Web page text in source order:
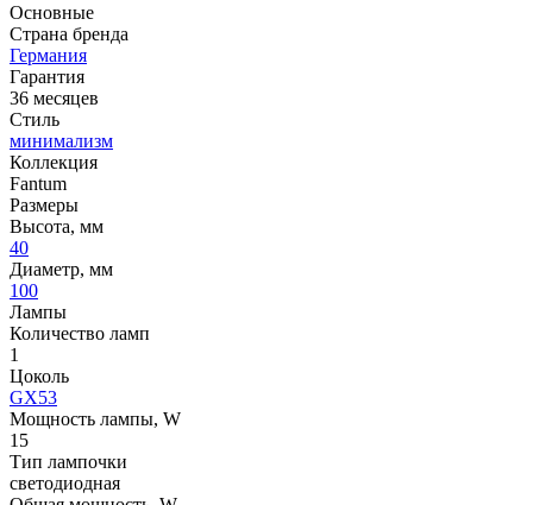
Основные
Страна бренда
Германия
Гарантия
36 месяцев
Стиль
минимализм
Коллекция
Fantum
Размеры
Высота, мм
40
Диаметр, мм
100
Лампы
Количество ламп
1
Цоколь
GX53
Мощность лампы, W
15
Тип лампочки
светодиодная